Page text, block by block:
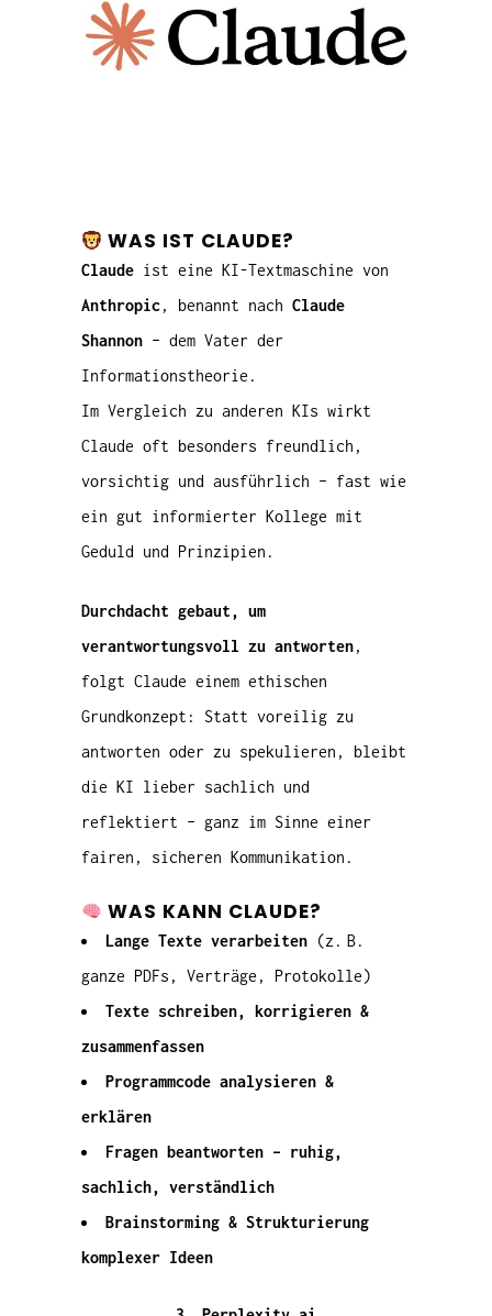
WAS IST CLAUDE?
Claude ist eine KI-Textmaschine von
Anthropic, benannt nach Claude
Shannon – dem Vater der
Informationstheorie.
Im Vergleich zu anderen KIs wirkt
Claude oft besonders freundlich,
vorsichtig und ausführlich – fast wie
ein gut informierter Kollege mit
Geduld und Prinzipien.
Durchdacht gebaut, um
verantwortungsvoll zu antworten,
folgt Claude einem ethischen
Grundkonzept: Statt voreilig zu
antworten oder zu spekulieren, bleibt
die KI lieber sachlich und
reflektiert – ganz im Sinne einer
fairen, sicheren Kommunikation.
WAS KANN CLAUDE?
Lange Texte verarbeiten (z. B.
ganze PDFs, Verträge, Protokolle)
Texte schreiben, korrigieren &
zusammenfassen
Programmcode analysieren &
erklären
Fragen beantworten – ruhig,
sachlich, verständlich
Brainstorming & Strukturierung
komplexer Ideen